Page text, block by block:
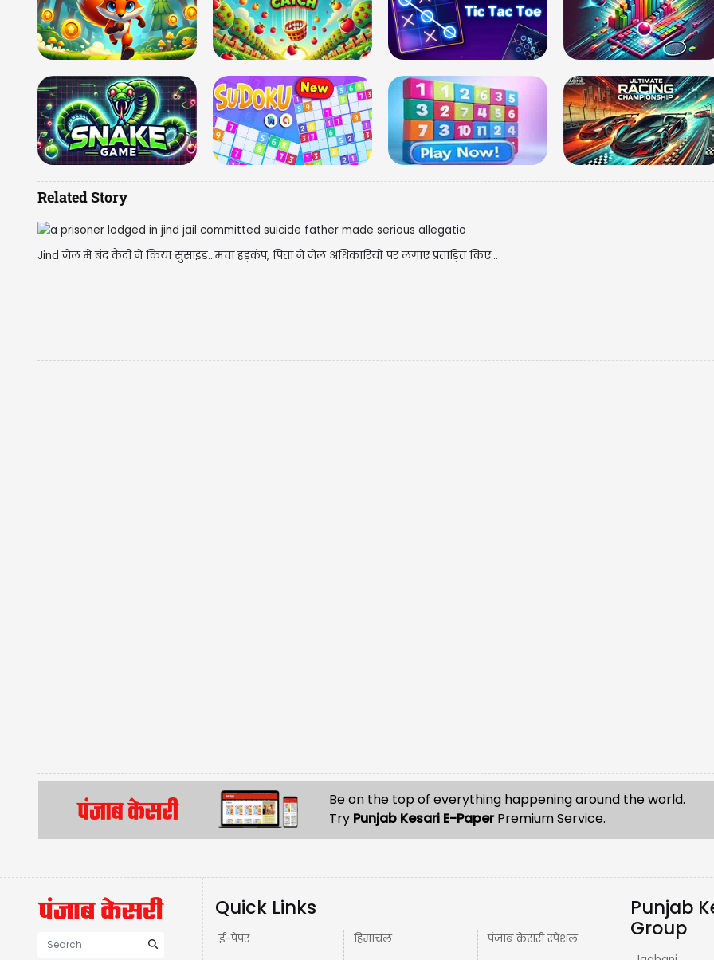
Related Story
Jind जेल में बंद कैदी ने किया सुसाइड...मचा हड़कंप, पिता ने जेल अधिकारियों पर लगाए प्रताड़ित किए...
Be on the top of everything happening around the world.
Try Punjab Kesari E-PaperPremium Service.
Quick Links
ई-पेपर हिमाचल पंजाब केसरी स्पेशल
Punjab
Group